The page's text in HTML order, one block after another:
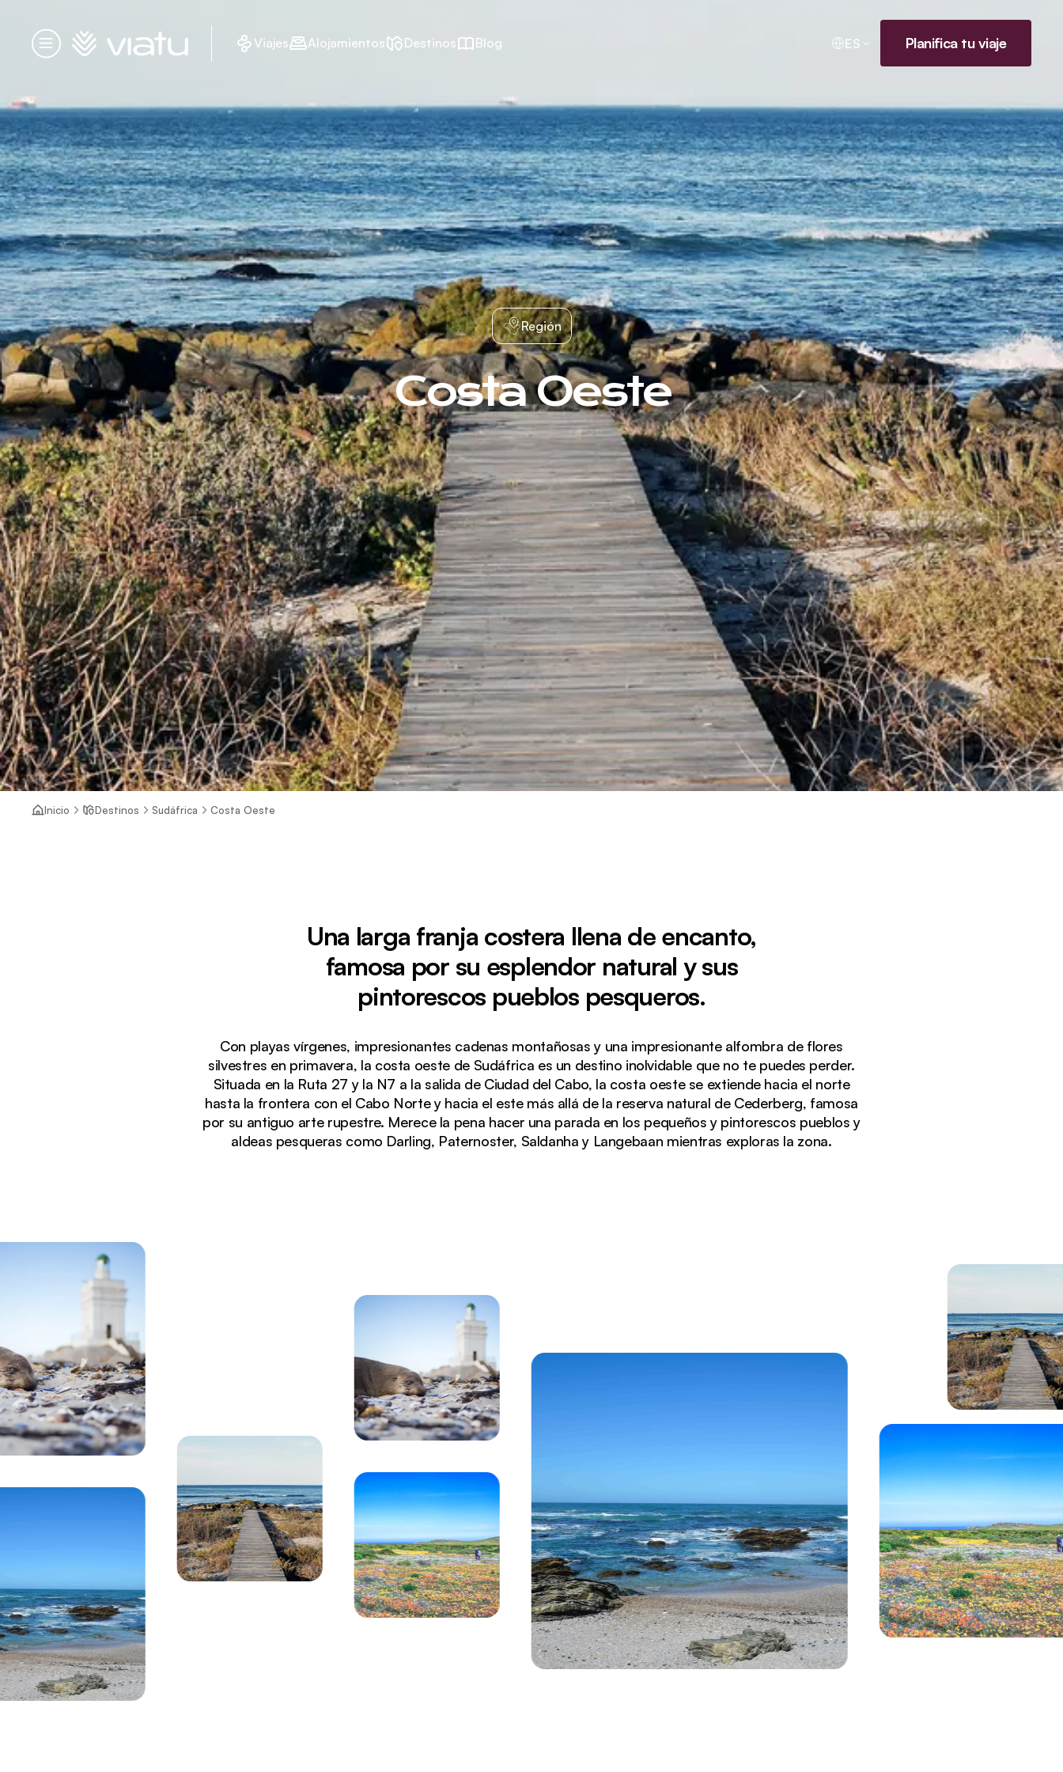
Menú
Página de inicio Viajes Alojamientos Destinos Blog ES Planifica tu viaje
Paseo marítimo de madera que conduce al océano Atlántico a través de la vegetación costera fynbos en la costa oeste de Sudáfrica.
Región
Costa Oeste
Inicio Destinos Sudáfrica Costa Oeste
Una larga franja costera llena de encanto,
famosa por su esplendor natural y sus
pintorescos pueblos pesqueros.
Con playas vírgenes, impresionantes cadenas montañosas y una impresionante alfombra de flores
silvestres en primavera, la costa oeste de Sudáfrica es un destino inolvidable que no te puedes perder.
Situada en la Ruta 27 y la N7 a la salida de Ciudad del Cabo, la costa oeste se extiende hacia el norte
hasta la frontera con el Cabo Norte y hacia el este más allá de la reserva natural de Cederberg, famosa
por su antiguo arte rupestre. Merece la pena hacer una parada en los pequeños y pintorescos pueblos y
aldeas pesqueras como Darling, Paternoster, Saldanha y Langebaan mientras exploras la zona.